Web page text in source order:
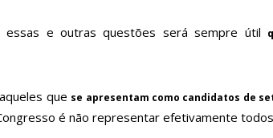
essas e outras questões será sempre útil
que se apresentam como candidatos de
é não representar efetivamente